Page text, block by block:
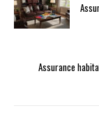
Assurance